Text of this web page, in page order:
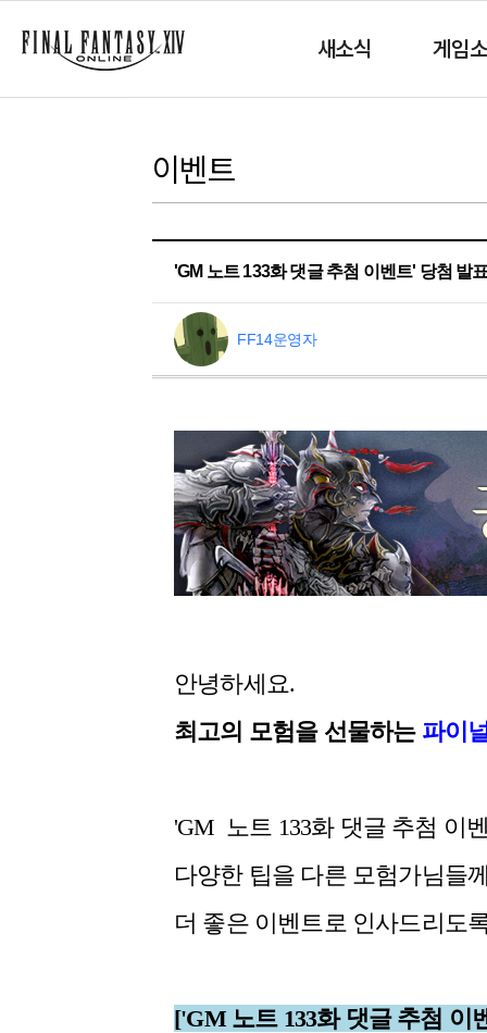
새소식 게임
이벤트
'GM 노트 133화 댓글 추첨 이벤트' 당첨 발
FF14운영자
안녕하세요.
최고의 모험을 선물하는 파이
'GM 노트 133화 댓글 추첨 이
다양한 팁을 다른 모험가님들
더 좋은 이벤트로 인사드리도
['GM 노트 133화 댓글 추첨 이